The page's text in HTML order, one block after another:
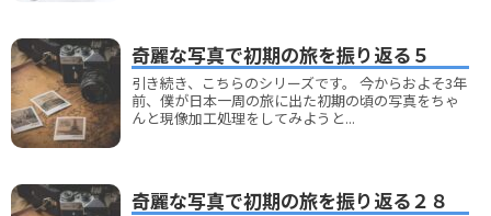
奇麗な写真で初期の旅を振り返る５
引き続き、こちらのシリーズです。 今からおよそ3年
前、僕が日本一周の旅に出た初期の頃の写真をちゃ
んと現像加工処理をしてみようと...
奇麗な写真で初期の旅を振り返る２８